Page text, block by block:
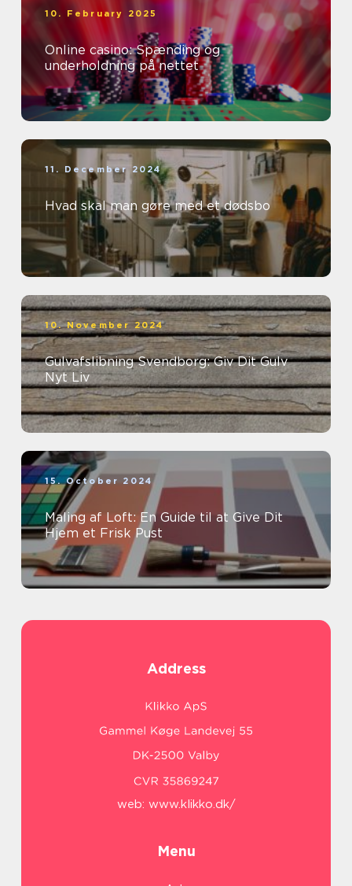
10. February 2025
Online casino: Spænding og
underholdning på nettet
11. December 2024
Hvad skal man gøre med et dødsbo
10. November 2024
Gulvafslibning Svendborg: Giv Dit Gulv
Nyt Liv
15. October 2024
Maling af Loft: En Guide til at Give Dit
Hjem et Frisk Pust
Address
web: www.klikko.dk/
Menu